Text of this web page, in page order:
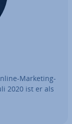
Marketing-
2020 ist er als